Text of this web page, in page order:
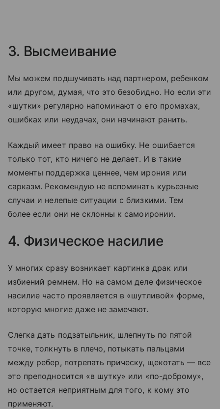
3. Высмеивание
Мы можем подшучивать над партнером, ребенком
или другом, думая, что это безобидно. Но если эти
«шутки» регулярно напоминают о его промахах,
ошибках или неудачах, они начинают ранить.
Каждый имеет право на ошибку. Не ошибается
только тот, кто ничего не делает. И в такие
моменты поддержка ценнее, чем ирония или
сарказм. Рекомендую не вспоминать курьезные
случаи и нелепые ситуации с близкими. Тем
более если они не склонны к самоиронии.
4. Физическое насилие
У многих сразу возникает картинка драк или
избиений ремнем. Но на самом деле физическое
насилие часто проявляется в «шутливой» форме,
которую многие даже не замечают.
Слегка дать подзатыльник, шлепнуть по пятой
точке, толкнуть в плечо, потыкать пальцами
между ребер, потрепать прическу, щекотать — все
это преподносится «в шутку» или «по-доброму»,
но остается неприятным для того, к кому это
применяют.